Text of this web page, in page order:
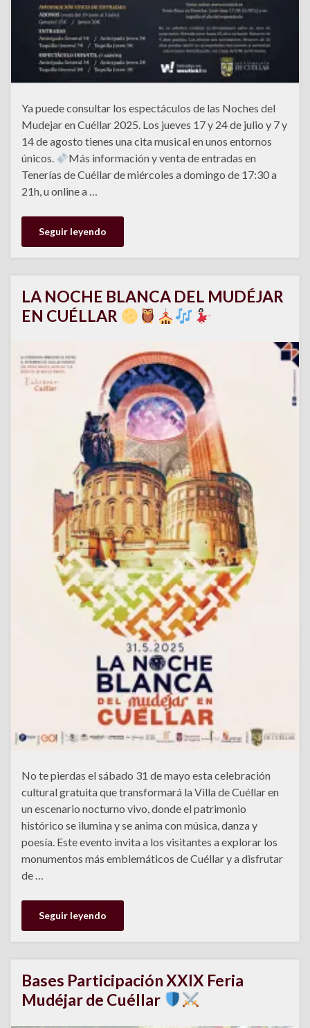
Ya puede consultar los espectáculos de las Noches del
Mudejar en Cuéllar 2025. Los jueves 17 y 24 de julio y 7 y
14 de agosto tienes una cita musical en unos entornos
únicos.
Más información y venta de entradas en
Tenerías de Cuéllar de miércoles a domingo de 17:30 a
21h, u online a …
Seguir leyendo
LA NOCHE BLANCA DEL MUDÉJAR
EN CUÉLLAR
No te pierdas el sábado 31 de mayo esta celebración
cultural gratuita que transformará la Villa de Cuéllar en
un escenario nocturno vivo, donde el patrimonio
histórico se ilumina y se anima con música, danza y
poesía. Este evento invita a los visitantes a explorar los
monumentos más emblemáticos de Cuéllar y a disfrutar
de …
Seguir leyendo
Bases Participación XXIX Feria
Mudéjar de Cuéllar